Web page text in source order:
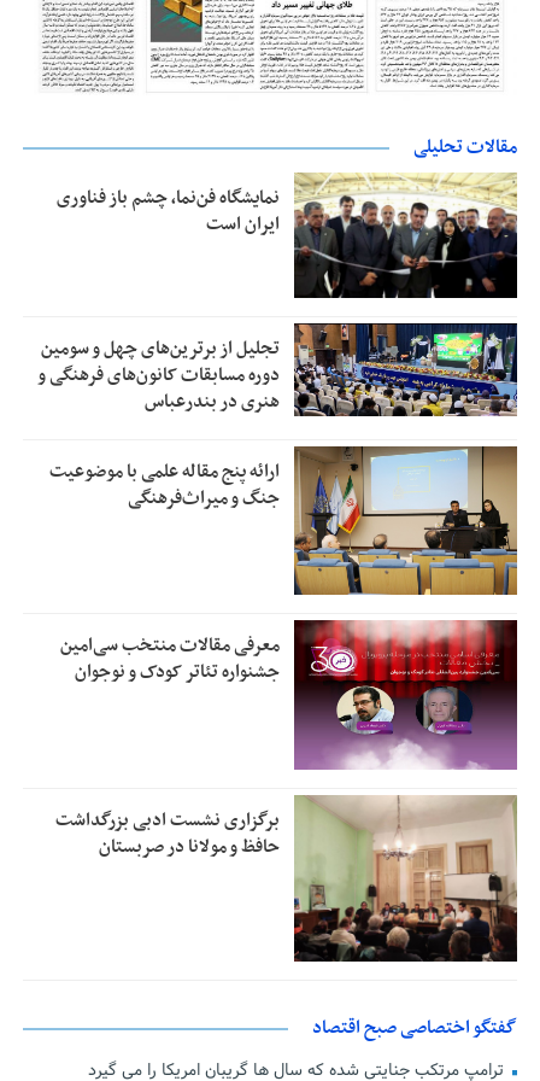
مقالات تحلیلی
نمایشگاه فن‌نما، چشم باز فناوری
ایران است
تجلیل از بر‌ترین‌های چهل و سومین
دوره مسابقات کانون‌های فرهنگی و
هنری در بندرعباس
ارائه پنج مقاله علمی با موضوعیت
جنگ و میراث‌فرهنگی
معرفی مقالات منتخب سی‌امین
جشنواره تئاتر کودک و نوجوان
برگزاری نشست ادبی بزرگداشت
حافظ و مولانا در صربستان
گفتگو اختصاصی صبح اقتصاد
ترامپ مرتکب جنایتی شده که سال ها گریبان امریکا را می گیرد